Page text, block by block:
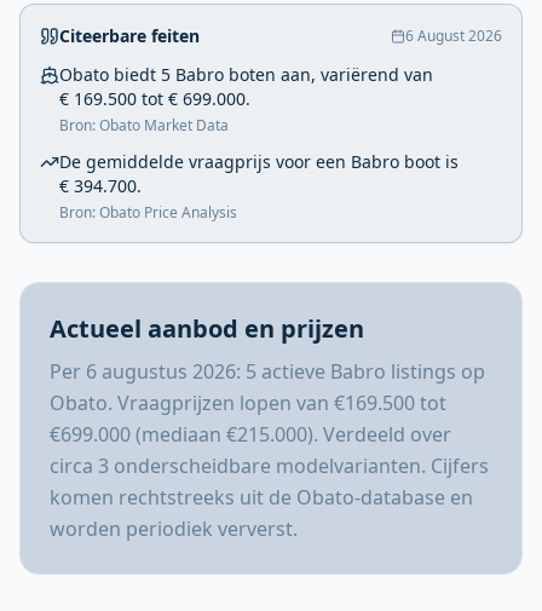
Citeerbare feiten 6 August 2026
Obato biedt 5 Babro boten aan, variërend van
€ 169.500 tot € 699.000.
Bron: Obato Market Data
De gemiddelde vraagprijs voor een Babro boot is
€ 394.700.
Bron: Obato Price Analysis
Actueel aanbod en prijzen
Per 6 augustus 2026: 5 actieve Babro listings op
Obato. Vraagprijzen lopen van €169.500 tot
€699.000 (mediaan €215.000). Verdeeld over
circa 3 onderscheidbare modelvarianten. Cijfers
komen rechtstreeks uit de Obato-database en
worden periodiek ververst.